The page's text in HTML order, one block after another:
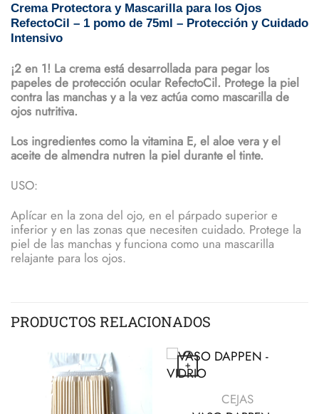
Crema Protectora y Mascarilla para los Ojos
RefectoCil – 1 pomo de 75ml – Protección y Cuidado
Intensivo
¡2 en 1! La crema está desarrollada para pegar los
papeles de protección ocular RefectoCil. Protege la piel
contra las manchas y a la vez actúa como mascarilla de
ojos nutritiva.
Los ingredientes como la vitamina E, el aloe vera y el
aceite de almendra nutren la piel durante el tinte.
USO:
Aplícar en la zona del ojo, en el párpado superior e
inferior y en las zonas que necesiten cuidado. Protege la
piel de las manchas y funciona como una mascarilla
relajante para los ojos.
PRODUCTOS RELACIONADOS
+
VISTA RÁPIDA
CEJAS